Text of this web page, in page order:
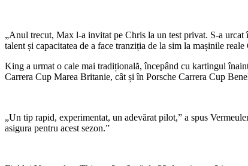
„Anul trecut, Max l-a invitat pe Chris la un test privat. S-a
talent și capacitatea de a face tranziția de la sim la mașinile
King a urmat o cale mai tradițională, începând cu kartingul
Carrera Cup Marea Britanie, cât și în Porsche Carrera Cup
„Un tip rapid, experimentat, un adevărat pilot,” a spus
asigura pentru acest sezon.”